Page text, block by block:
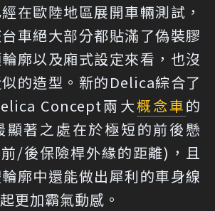
在歐陸地區展開車輛測試，
車絕大部分都貼滿了偽裝膠
廓以及廂式設定來看，也沒
的造型。新的Delica綜合了
Concept兩大概念車的
顯著之處在於極短的前後懸
/後保險桿外緣的距離)，且
廓中還能做出犀利的車身線
更加霸氣動感。